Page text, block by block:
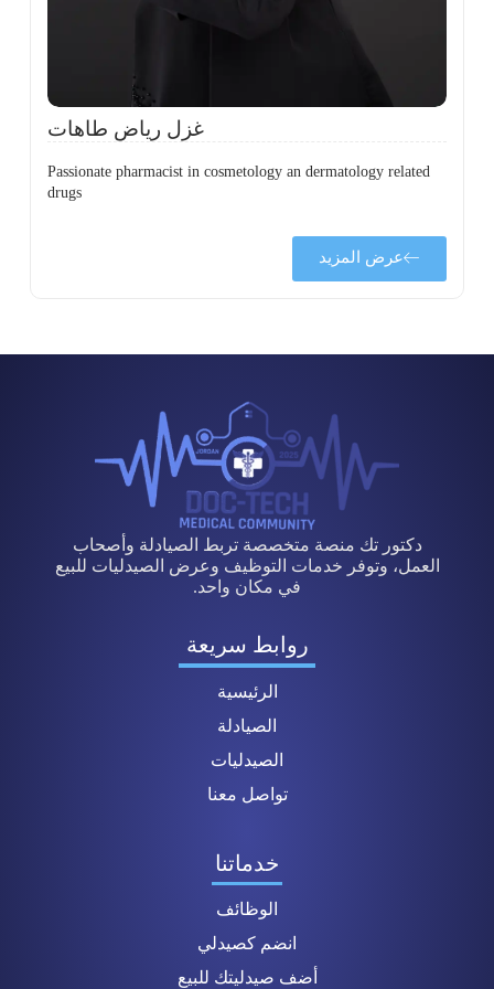
غزل رياض طاهات
Passionate pharmacist in cosmetology an dermatology related
drugs
عرض المزيد
دكتور تك منصة متخصصة تربط الصيادلة وأصحاب
العمل، وتوفر خدمات التوظيف وعرض الصيدليات للبيع
في مكان واحد.
روابط سريعة
الرئيسية
الصيادلة
الصيدليات
تواصل معنا
خدماتنا
الوظائف
انضم كصيدلي
أضف صيدليتك للبيع